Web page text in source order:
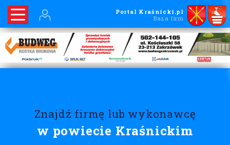
Portal Kraśnicki.pl
Baza firm
Znajdź firmę lub wykonawcę
w powiecie Kraśnickim